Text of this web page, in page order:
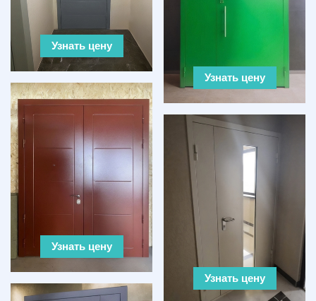
Узнать цену
Узнать цену
Узнать цену
Узнать цену